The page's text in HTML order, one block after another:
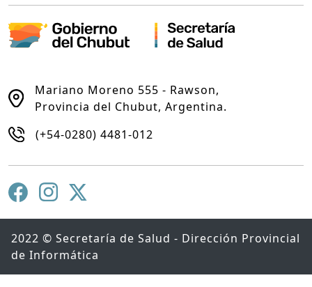
Mariano Moreno 555 - Rawson,
Provincia del Chubut, Argentina.
(+54-0280) 4481-012
2022 © Secretaría de Salud - Dirección Provincial
de Informática